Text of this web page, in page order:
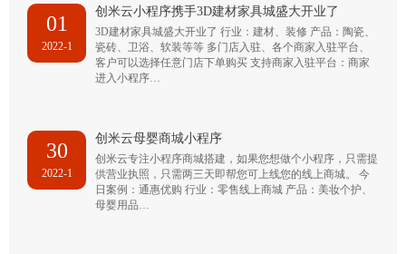
01
2022-1
创米云小程序携手3D建材家具城盛大开业了
3D建材家具城盛大开业了 行业：建材、装修 产品：陶瓷、
瓷砖、卫浴、软装等等 多门店入驻、各个商家入驻平台、
客户可以选择任意门店下单购买 支持商家入驻平台：商家
进入小程序…
30
2022-1
创米云母婴商城小程序
创米云专注小程序商城搭建，如果您想做个小程序，只需提
供营业执照，只需两三天即帮您可上线您的线上商城。 今
日案例：通惠优购 行业：零售线上商城 产品：美妆个护、
母婴用品…